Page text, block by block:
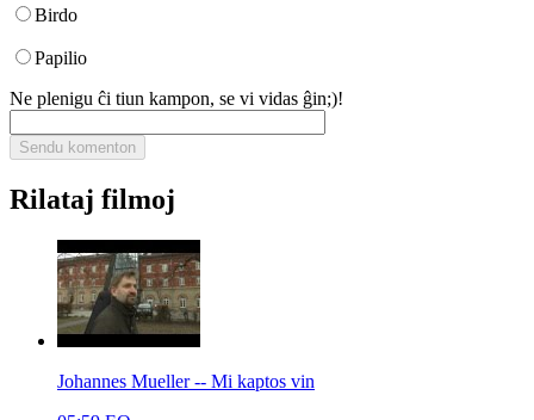
Birdo
Papilio
Ne plenigu ĉi tiun kampon, se vi vidas ĝin;)!
Rilataj filmoj
Johannes Mueller -- Mi kaptos vin